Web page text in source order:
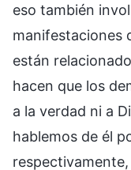
eso también
manifestaciones
están
hacen que los
a la verdad ni a
hablemos de él